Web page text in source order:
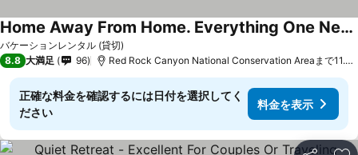
バケーションレンタル (貸切)
Home Away From Home. Everything One Need And More
8.8 大満足 96 Red Rock Canyon National Conservation Areaまで11.9 km
正確な料金を確認するには日付を選択してく
ださい
料金を表示